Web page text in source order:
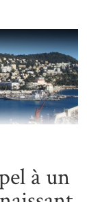
à un